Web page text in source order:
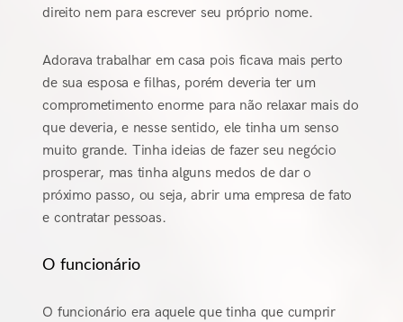
direito nem para escrever seu próprio nome.
Adorava trabalhar em casa pois ficava mais perto
de sua esposa e filhas, porém deveria ter um
comprometimento enorme para não relaxar mais do
que deveria, e nesse sentido, ele tinha um senso
muito grande. Tinha ideias de fazer seu negócio
prosperar, mas tinha alguns medos de dar o
próximo passo, ou seja, abrir uma empresa de fato
e contratar pessoas.
O funcionário
O funcionário era aquele que tinha que cumprir